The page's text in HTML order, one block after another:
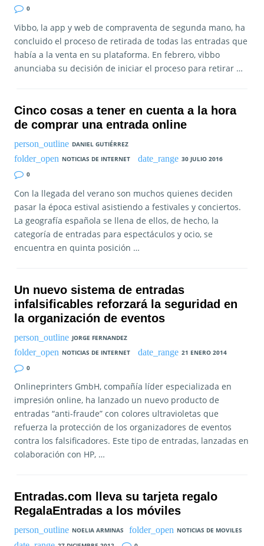
0
Vibbo, la app y web de compraventa de segunda mano, ha
concluido el proceso de retirada de todas las entradas que
había a la venta en su plataforma. En febrero, vibbo
anunciaba su decisión de iniciar el proceso para retirar …
Cinco cosas a tener en cuenta a la hora
de comprar una entrada online
DANIEL GUTIÉRREZ
NOTICIAS DE INTERNET
30 JULIO 2016
0
Con la llegada del verano son muchos quienes deciden
pasar la época estival asistiendo a festivales y conciertos.
La geografía española se llena de ellos, de hecho, la
categoría de entradas para espectáculos y ocio, se
encuentra en quinta posición …
Un nuevo sistema de entradas
infalsificables reforzará la seguridad en
la organización de eventos
JORGE FERNANDEZ
NOTICIAS DE INTERNET
21 ENERO 2014
0
Onlineprinters GmbH, compañía líder especializada en
impresión online, ha lanzado un nuevo producto de
entradas “anti-fraude” con colores ultravioletas que
refuerza la protección de los organizadores de eventos
contra los falsificadores. Este tipo de entradas, lanzadas en
colaboración con HP, …
Entradas.com lleva su tarjeta regalo
RegalaEntradas a los móviles
NOELIA ARMINAS
NOTICIAS DE MOVILES